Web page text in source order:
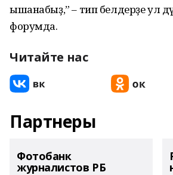
ышанабыҙ,” – тип белдерҙе ул
форумда.
Читайте нас
Партнеры
Фотобанк
журналистов РБ